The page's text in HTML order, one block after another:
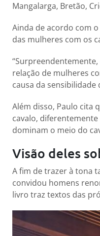
Mangalarga, Bretão,
Ainda de acordo com
das mulheres com os
relação de mulheres
causa da sensibilidade
Além disso, Paulo cita
cavalo,
dominam o meio do
Visão deles
A fim de trazer à tona
convidou homens
livro traz textos das